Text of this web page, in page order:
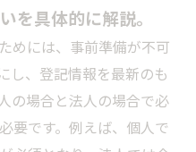
を具体的に解説。
めには、事前準備が不可
し、登記情報を最新のも
の場合と法人の場合で必
要です。例えば、個人で